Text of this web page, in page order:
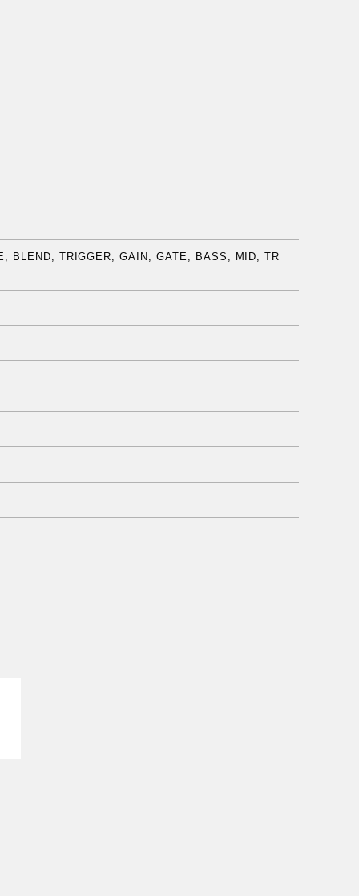
BLEND, TRIGGER, GAIN, GATE, BASS, MID, TR